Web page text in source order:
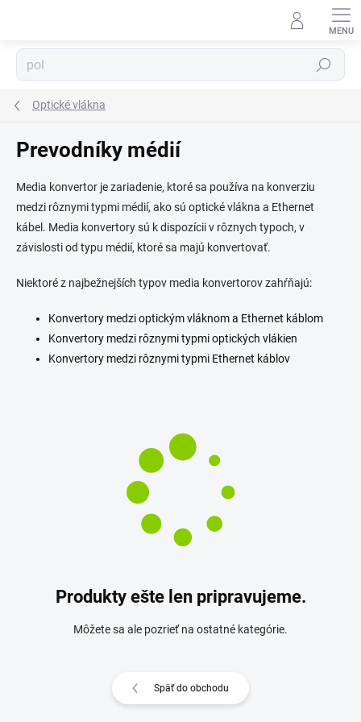
Hľadať
Optické vlákna
Prevodníky médií
Media konvertor je zariadenie, ktoré sa používa na konverziu
medzi rôznymi typmi médií, ako sú optické vlákna a Ethernet
kábel. Media konvertory sú k dispozícii v rôznych typoch, v
závislosti od typu médií, ktoré sa majú konvertovať.
Niektoré z najbežnejších typov media konvertorov zahŕňajú:
Konvertory medzi optickým vláknom a Ethernet káblom
Konvertory medzi rôznymi typmi optických vlákien
Konvertory medzi rôznymi typmi Ethernet káblov
Produkty ešte len pripravujeme.
Môžete sa ale pozrieť na ostatné kategórie.
Späť do obchodu
⬇